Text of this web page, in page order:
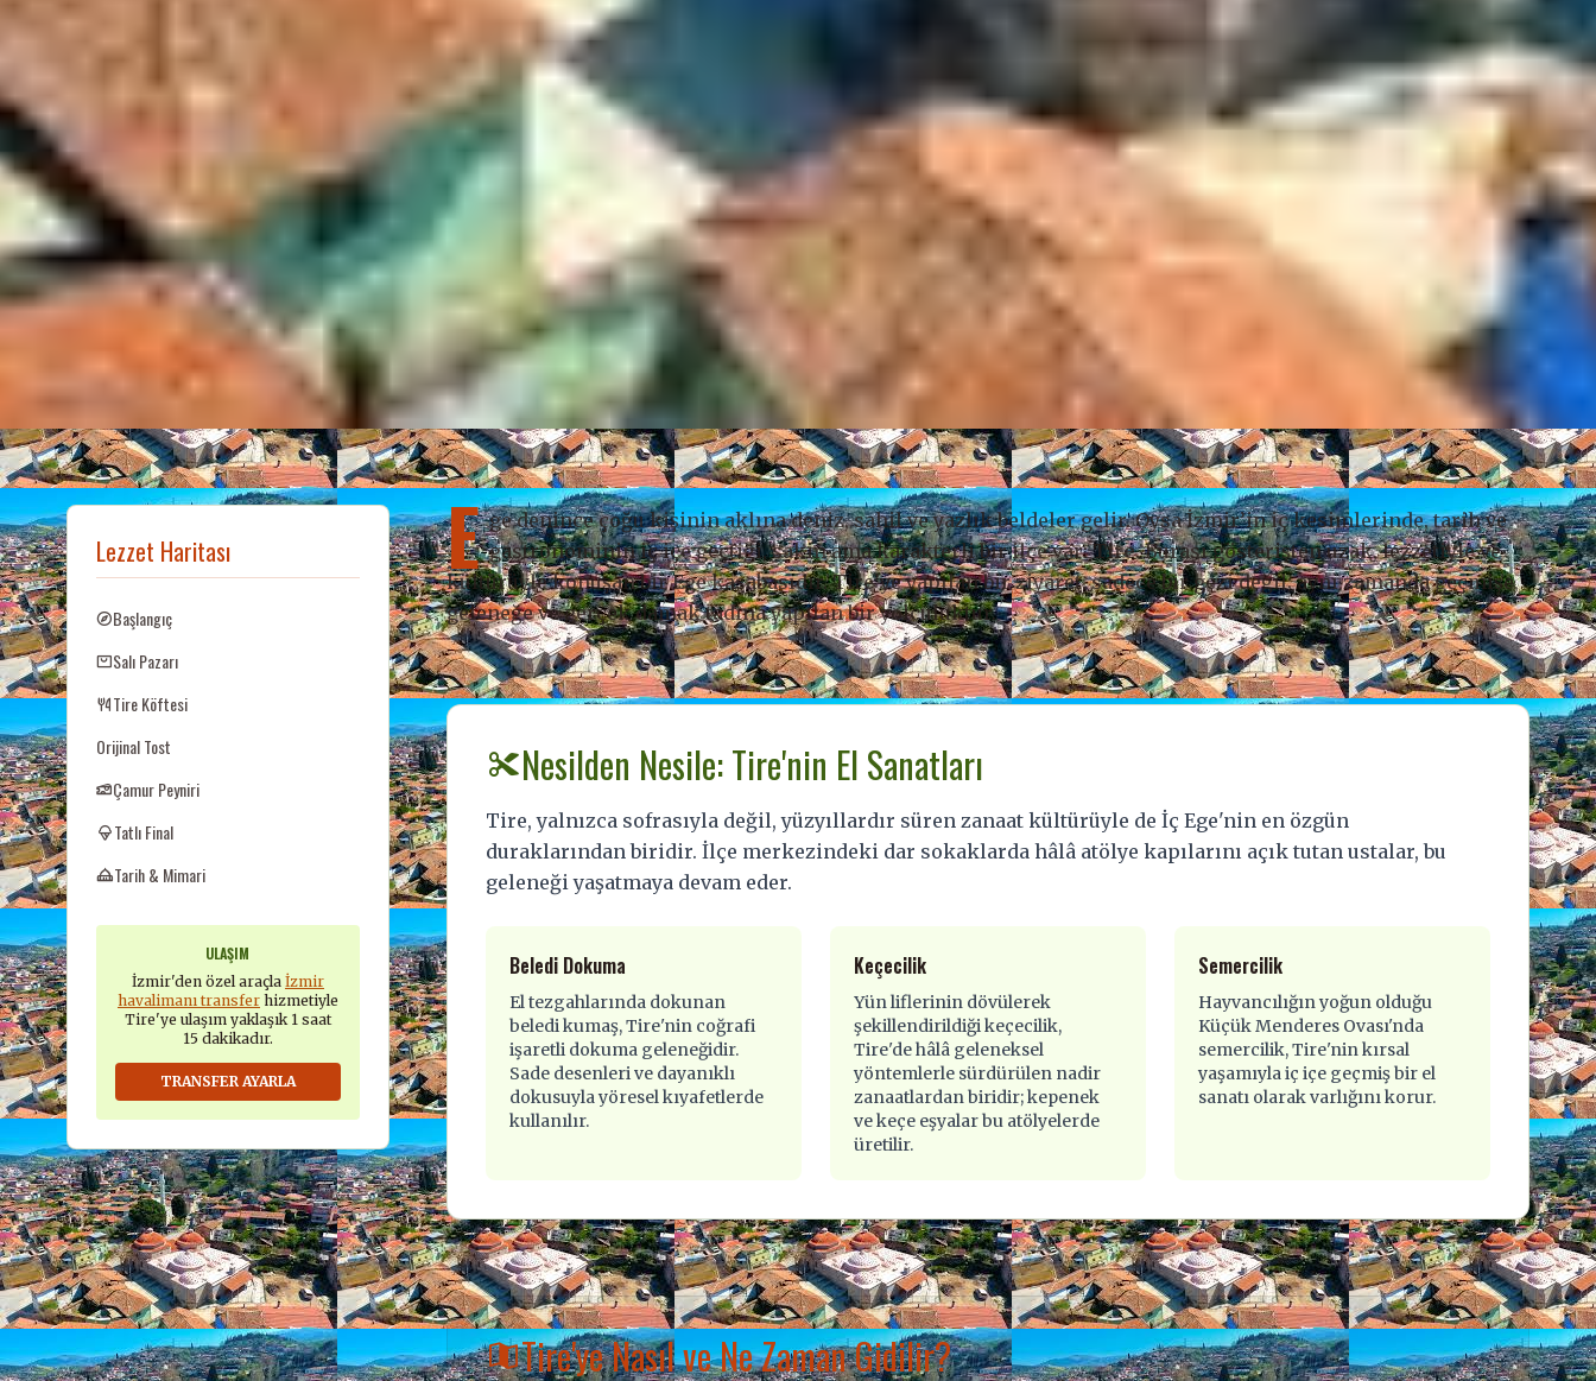
İZMIR / TIRE
🌿 Ege’nin Saklı Hazinesi:
Tire’de Bir Gün, Bir Lezzet
Yolculuğu
Lezzet Haritası
Başlangıç
Salı Pazarı
Tire Köftesi
Orijinal Tost
Çamur Peyniri
Tatlı Final
Tarih & Mimari
ULAŞIM
İzmir'den özel araçla İzmir
havalimanı transferhizmetiyle
Tire'ye ulaşım yaklaşık 1 saat
15 dakikadır.
TRANSFER AYARLA
E ge denince çoğu kişinin aklına deniz, sahil ve yazlık beldeler gelir. Oysa İzmir’in iç kesimlerinde, tarih ve
gastronominin iç içe geçtiği, sakin ama karakterli bir ilçe var:Tire. Burası gösterişten uzak, lezzetiyle ve
kültürüyle konuşan bir Ege kasabasıdır. Tire’ye yapılan bir ziyaret, sadece bir gezi değil; aynı zamanda geçmişe,
geleneğe ve gerçek damak tadına yapılan bir yolculuktur.
Nesilden Nesile: Tire'nin El Sanatları
Tire, yalnızca sofrasıyla değil, yüzyıllardır süren zanaat kültürüyle de İç Ege'nin en özgün
duraklarından biridir. İlçe merkezindeki dar sokaklarda hâlâ atölye kapılarını açık tutan ustalar, bu
geleneği yaşatmaya devam eder.
Beledi Dokuma
El tezgahlarında dokunan
beledi kumaş, Tire'nin coğrafi
işaretli dokuma geleneğidir.
Sade desenleri ve dayanıklı
dokusuyla yöresel kıyafetlerde
kullanılır.
Keçecilik
Yün liflerinin dövülerek
şekillendirildiği keçecilik,
Tire'de hâlâ geleneksel
yöntemlerle sürdürülen nadir
zanaatlardan biridir; kepenek
ve keçe eşyalar bu atölyelerde
üretilir.
Semercilik
Hayvancılığın yoğun olduğu
Küçük Menderes Ovası'nda
semercilik, Tire'nin kırsal
yaşamıyla iç içe geçmiş bir el
sanatı olarak varlığını korur.
Tire'ye Nasıl ve Ne Zaman Gidilir?